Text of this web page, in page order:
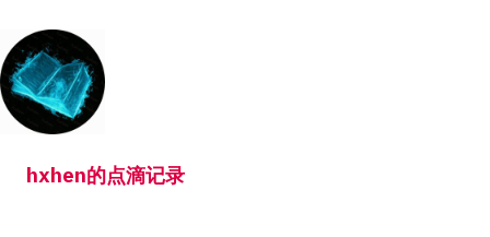
转
到
内
hxhen的点滴记录